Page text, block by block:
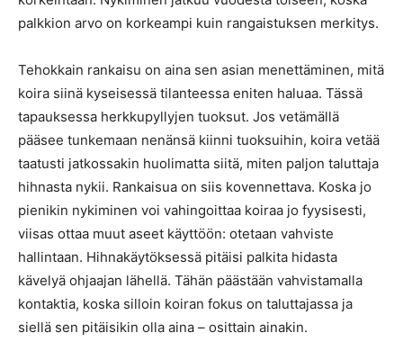
palkkion arvo on korkeampi kuin rangaistuksen merkitys.
Tehokkain rankaisu on aina sen asian menettäminen, mitä
koira siinä kyseisessä tilanteessa eniten haluaa. Tässä
tapauksessa herkkupyllyjen tuoksut. Jos vetämällä
pääsee tunkemaan nenänsä kiinni tuoksuihin, koira vetää
taatusti jatkossakin huolimatta siitä, miten paljon taluttaja
hihnasta nykii. Rankaisua on siis kovennettava. Koska jo
pienikin nykiminen voi vahingoittaa koiraa jo fyysisesti,
viisas ottaa muut aseet käyttöön: otetaan vahviste
hallintaan. Hihnakäytöksessä pitäisi palkita hidasta
kävelyä ohjaajan lähellä. Tähän päästään vahvistamalla
kontaktia, koska silloin koiran fokus on taluttajassa ja
siellä sen pitäisikin olla aina – osittain ainakin.